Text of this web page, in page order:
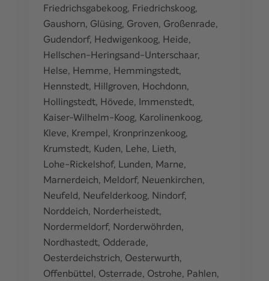
Friedrichsgabekoog, Friedrichskoog,
Gaushorn, Glüsing, Groven, Großenrade,
Gudendorf, Hedwigenkoog, Heide,
Hellschen-Heringsand-Unterschaar,
Helse, Hemme, Hemmingstedt,
Hennstedt, Hillgroven, Hochdonn,
Hollingstedt, Hövede, Immenstedt,
Kaiser-Wilhelm-Koog, Karolinenkoog,
Kleve, Krempel, Kronprinzenkoog,
Krumstedt, Kuden, Lehe, Lieth,
Lohe-Rickelshof, Lunden, Marne,
Marnerdeich, Meldorf, Neuenkirchen,
Neufeld, Neufelderkoog, Nindorf,
Norddeich, Norderheistedt,
Nordermeldorf, Norderwöhrden,
Nordhastedt, Odderade,
Oesterdeichstrich, Oesterwurth,
Offenbüttel, Osterrade, Ostrohe, Pahlen,